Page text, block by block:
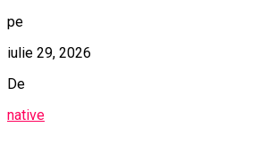
pe
iulie 29, 2026
De
native